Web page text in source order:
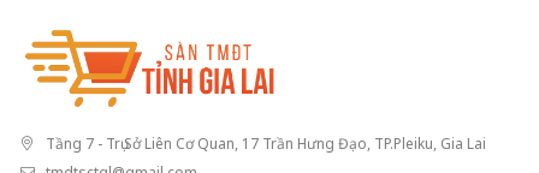
Tầng 7 - Trụ Sở Liên Cơ Quan, 17 Trần Hưng Đạo, TP.Pleiku, Gia Lai